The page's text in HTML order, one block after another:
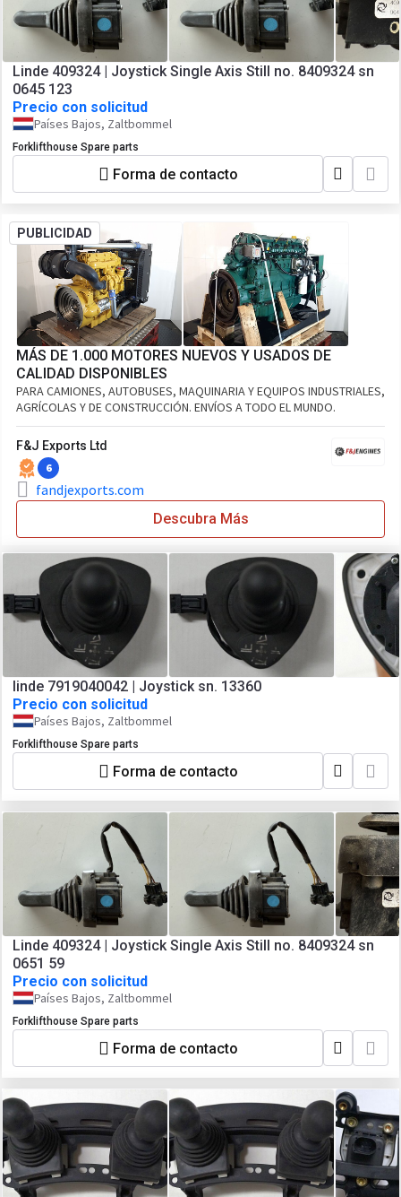
Linde 409324 | Joystick Single Axis Still no. 8409324 sn
0645 123
Precio con solicitud
Países Bajos, Zaltbommel
Forklifthouse Spare parts
Forma de contacto
PUBLICIDAD
MÁS DE 1.000 MOTORES NUEVOS Y USADOS DE
CALIDAD DISPONIBLES
PARA CAMIONES, AUTOBUSES, MAQUINARIA Y EQUIPOS INDUSTRIALES,
AGRÍCOLAS Y DE CONSTRUCCIÓN. ENVÍOS A TODO EL MUNDO.
F&J Exports Ltd
6
fandjexports.com
Descubra Más
linde 7919040042 | Joystick sn. 13360
Precio con solicitud
Países Bajos, Zaltbommel
Forklifthouse Spare parts
Forma de contacto
Linde 409324 | Joystick Single Axis Still no. 8409324 sn
0651 59
Precio con solicitud
Países Bajos, Zaltbommel
Forklifthouse Spare parts
Forma de contacto